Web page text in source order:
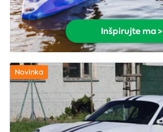
Inšpirujte ma >
Novinka